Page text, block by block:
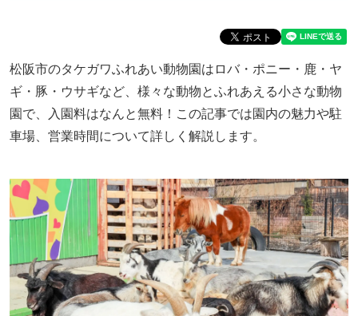
松阪市のタケガワふれあい動物園はロバ・ポニー・鹿・ヤ
ギ・豚・ウサギなど、様々な動物とふれあえる小さな動物
園で、入園料はなんと無料！この記事では園内の魅力や駐
車場、営業時間について詳しく解説します。